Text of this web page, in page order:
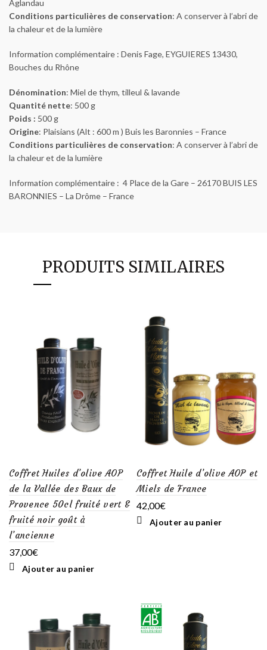
Aglandau
Conditions particulières de conservation: A conserver à l’abri de
la chaleur et de la lumière
Information complémentaire : Denis Fage, EYGUIERES 13430,
Bouches du Rhône
Dénomination: Miel de thym, tilleul & lavande
Quantité nette: 500 g
Poids : 500 g
Origine: Plaisians (Alt : 600 m ) Buis les Baronnies – France
Conditions particulières de conservation: A conserver à l’abri de
la chaleur et de la lumière
Information complémentaire : 4 Place de la Gare – 26170 BUIS LES
BARONNIES – La Drôme – France
PRODUITS SIMILAIRES
Coffret Huiles d’olive AOP
de la Vallée des Baux de
Provence 50cl fruité vert &
fruité noir goût à
l’ancienne
37,00€
Ajouter au panier
Coffret Huile d’olive AOP et
Miels de France
42,00€
Ajouter au panier